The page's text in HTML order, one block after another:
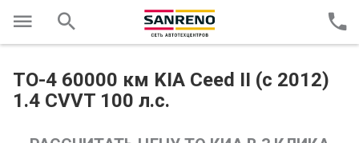
ТО-4 60000 км KIA Ceed II (с 2012)
1.4 CVVT 100 л.с.